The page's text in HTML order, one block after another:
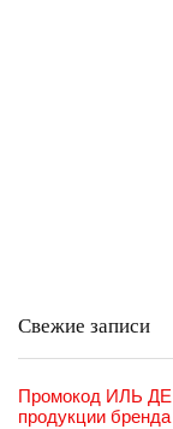
Свежие записи
Промокод ИЛЬ
продукции